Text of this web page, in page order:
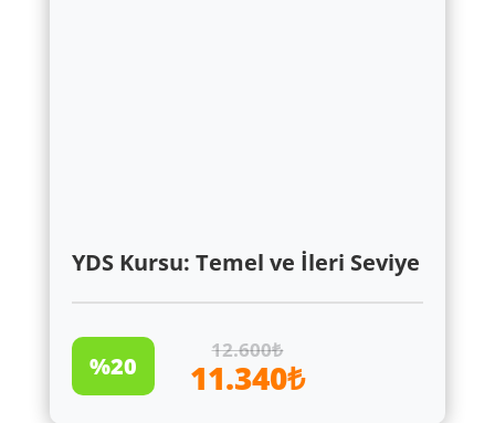
YDS Kursu: Temel ve İleri Seviye
12.600₺
11.340₺
%20